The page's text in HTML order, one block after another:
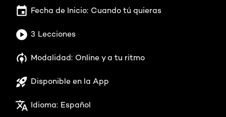
Fecha de Inicio: Cuando tú quieras
3 Lecciones
Modalidad: Online y a tu ritmo
Disponible en la App
Idioma: Español